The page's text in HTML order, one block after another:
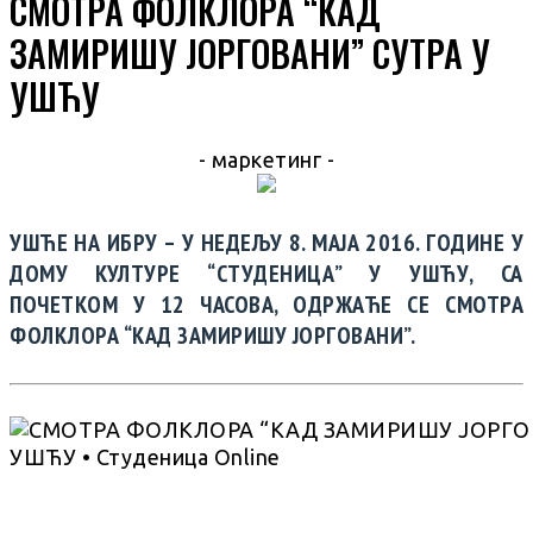
ЗАМИРИШУ ЈОРГОВАНИ” СУТРА У
УШЋУ
- маркетинг -
УШЋЕ НА ИБРУ – У НЕДЕЉУ 8. МАЈА 2016. ГОДИНЕ У
ДОМУ КУЛТУРЕ “СТУДЕНИЦА” У УШЋУ, СА
ПОЧЕТКОМ У 12 ЧАСОВА, ОДРЖАЋЕ СЕ СМОТРА
ФОЛКЛОРА “КАД ЗАМИРИШУ ЈОРГОВАНИ”.